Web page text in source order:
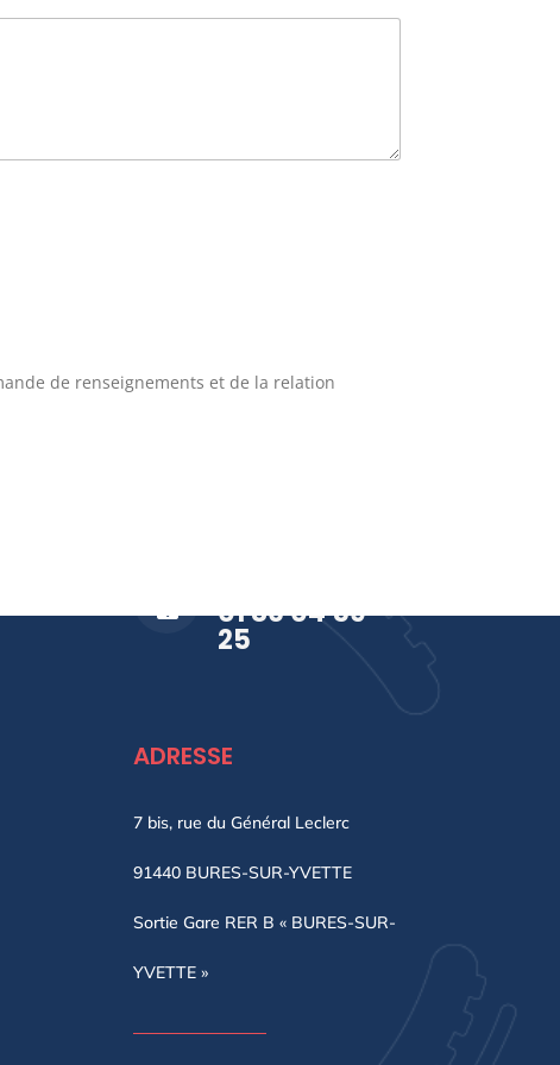
de renseignements et de la relation
01 86 04 59
25
ADRESSE
7 bis, rue du Général Leclerc
91440 BURES-SUR-YVETTE
Sortie Gare RER B « BURES-SUR-
YVETTE »